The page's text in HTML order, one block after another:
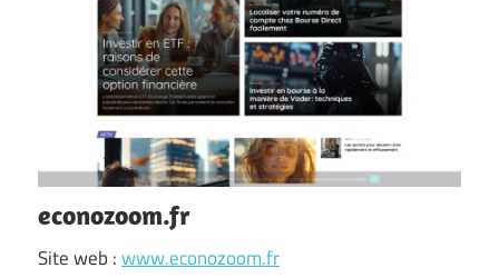
econozoom.fr
Site web :www.econozoom.fr